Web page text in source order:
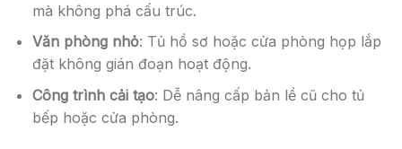
mà không phá cấu trúc.
Văn phòng nhỏ: Tủ hồ sơ hoặc cửa phòng họp lắp
đặt không gián đoạn hoạt động.
Công trình cải tạo: Dễ nâng cấp bản lề cũ cho tủ
bếp hoặc cửa phòng.